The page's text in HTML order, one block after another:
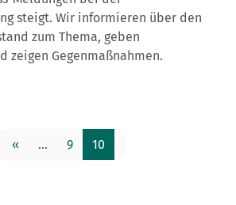
steigt. Wir informieren über den
zum Thema, geben
zeigen Gegenmaßnahmen.
« ... 9 10